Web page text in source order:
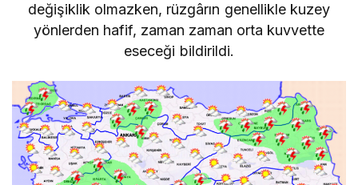
değişiklik olmazken, rüzgârın genellikle kuzey
yönlerden hafif, zaman zaman orta kuvvette
eseceği bildirildi.